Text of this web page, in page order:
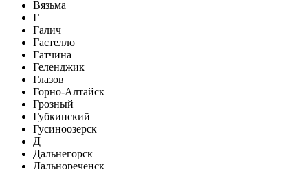
Вязьма
Г
Галич
Гастелло
Гатчина
Геленджик
Глазов
Горно-Алтайск
Грозный
Губкинский
Гусиноозерск
Д
Дальнегорск
Дальнореченск